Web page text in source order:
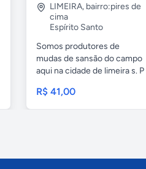
LIMEIRA, bairro:pires de
cima
Espírito Santo
Somos produtores de
mudas de sansão do campo
aqui na cidade de limeira s. P
R$ 41,00